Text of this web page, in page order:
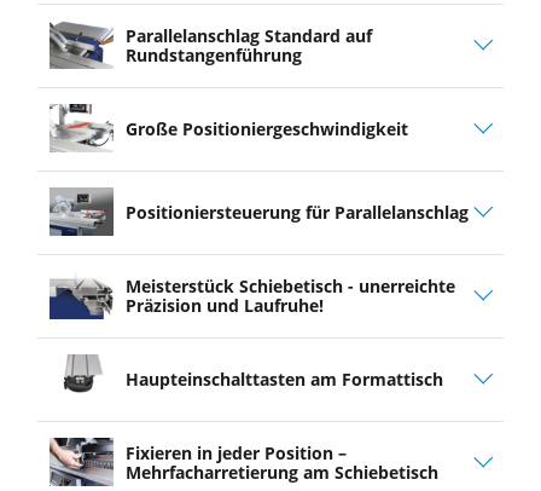
Parallelanschlag Standard auf
Rundstangenführung
Große Positioniergeschwindigkeit
Positioniersteuerung für Parallelanschlag
Meisterstück Schiebetisch - unerreichte
Präzision und Laufruhe!
Haupteinschalttasten am Formattisch
Fixieren in jeder Position –
Mehrfacharretierung am Schiebetisch